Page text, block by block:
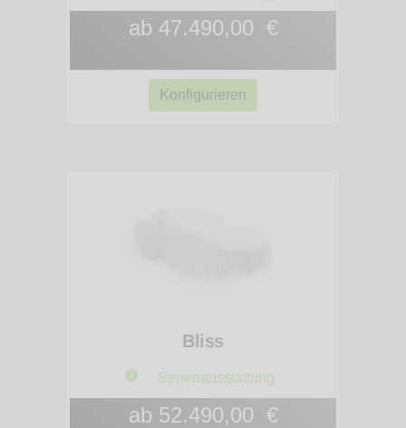
ab 47.490,00 €
Konfigurieren
Bliss
Serienausstattung
ab 52.490,00 €